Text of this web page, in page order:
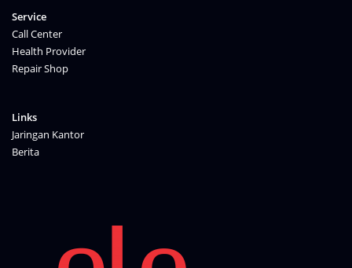
Service
Call Center
Health Provider
Repair Shop
Links
Jaringan Kantor
Berita